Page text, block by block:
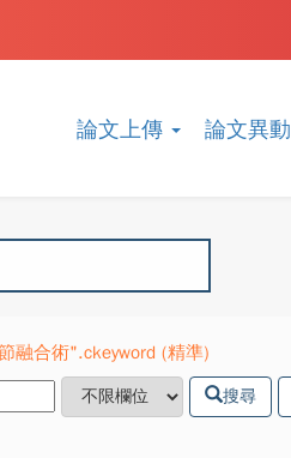
論文上傳 論文異動
融合術".ckeyword (精準)
搜尋